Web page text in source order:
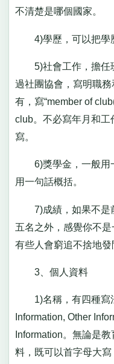
不清楚是哪個國家。
4)學歷，可以把學
5)社會工作，擔任
過社團協會，寫明職
有，寫“member of
club。不必寫年月和工
寫。
6)獎學金，一般用
用一句話概括。
7)成績，如果不是
五名之外，感覺你不是
有些人會窮追不捨地發
3、個人資料
1)名稱，有四種寫
Information, Other
Information。無論是
料，既可以首字母大